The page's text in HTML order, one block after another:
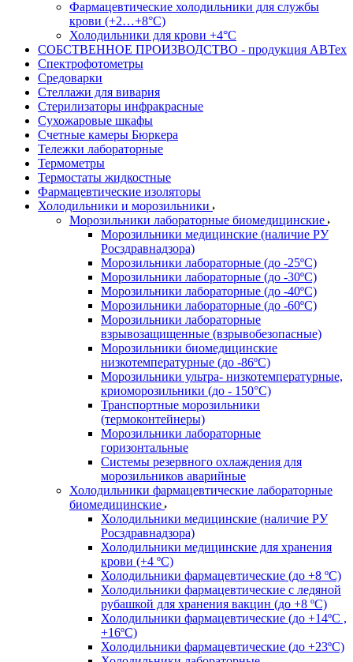
Фармацевтические холодильники для службы
крови (+2…+8°С)
Холодильники для крови +4°С
СОБСТВЕННОЕ ПРОИЗВОДСТВО - продукция АВТех
Спектрофотометры
Средоварки
Стеллажи для вивария
Стерилизаторы инфракрасные
Сухожаровые шкафы
Счетные камеры Бюркера
Тележки лабораторные
Термометры
Термостаты жидкостные
Фармацевтические изоляторы
Холодильники и морозильники
Морозильники лабораторные биомедицинские
Морозильники медицинские (наличие РУ
Росздравнадзора)
Морозильники лабораторные (до -25ºС)
Морозильники лабораторные (до -30ºС)
Морозильники лабораторные (до -40ºС)
Морозильники лабораторные (до -60ºС)
Морозильники лабораторные
взрывозащищенные (взрывобезопасные)
Морозильники биомедицинские
низкотемпературные (до -86ºС)
Морозильники ультра- низкотемпературные,
криоморозильники (до - 150°С)
Транспортные морозильники
(термоконтейнеры)
Морозильники лабораторные
горизонтальные
Системы резервного охлаждения для
морозильников аварийные
Холодильники фармацевтические лабораторные
биомедицинские
Холодильники медицинские (наличие РУ
Росздравнадзора)
Холодильники медицинские для хранения
крови (+4 ºС)
Холодильники фармацевтические (до +8 ºС)
Холодильники фармацевтические с ледяной
рубашкой для хранения вакцин (до +8 ºС)
Холодильники фармацевтические (до +14ºС ,
+16ºС)
Холодильники фармацевтические (до +23ºС)